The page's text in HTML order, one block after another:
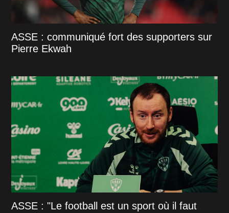
ASSE : communiqué fort des supporters sur
Pierre Ekwah
ASSE : "Le football est un sport où il faut